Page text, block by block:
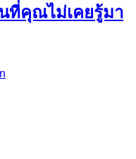
ที่คุณไม่เคยรู้มา